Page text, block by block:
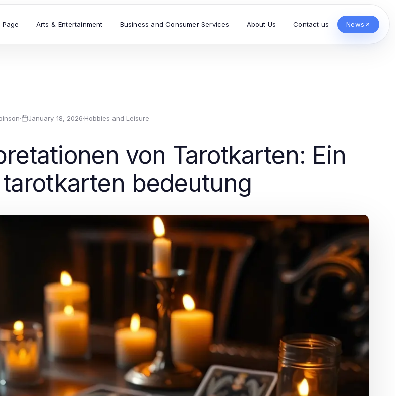
Page Arts & Entertainment Business and Consumer Services About Us Contact us News
· January 18, 2026·Hobbies and Leisure
von Tarotkarten: Ein
bedeutung